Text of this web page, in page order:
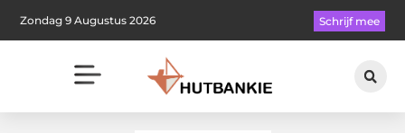
Zondag 9 Augustus 2026 Schrijf mee